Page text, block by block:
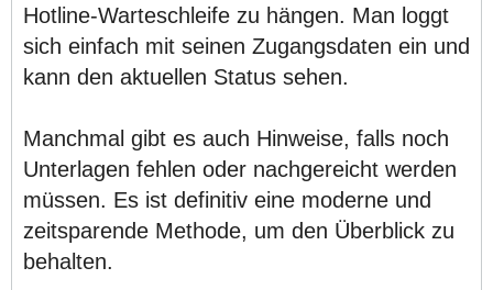
Hotline-Warteschleife zu hängen. Man loggt
sich einfach mit seinen Zugangsdaten ein und
kann den aktuellen Status sehen.
Manchmal gibt es auch Hinweise, falls noch
Unterlagen fehlen oder nachgereicht werden
müssen. Es ist definitiv eine moderne und
zeitsparende Methode, um den Überblick zu
behalten.